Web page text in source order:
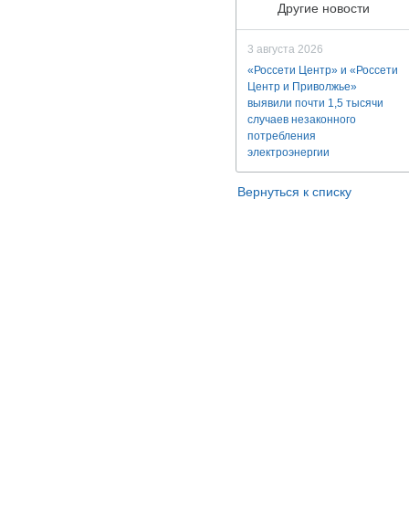
Другие новости
3 августа 2026
«Россети Центр» и «Россети
Центр и Приволжье»
выявили почти 1,5 тысячи
случаев незаконного
потребления
электроэнергии
Вернуться к списку